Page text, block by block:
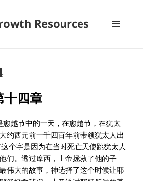
Resources
十四章
愈越节中的一天，在愈越节，在犹太
约西元前一千四百年前带领犹太人出
个字是因为在当时死亡天使跳犹太人
们。透过摩西，上帝拯救了他的子
伟大的故事，神选择了这个时候让耶